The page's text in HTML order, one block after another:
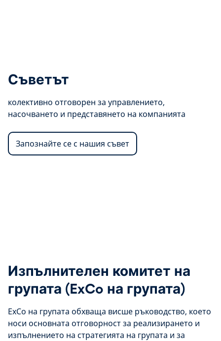
Съветът
колективно отговорен за управлението,
насочването и представянето на компанията
Запознайте се с нашия съвет
Изпълнителен комитет на
групата (ExCo на групата)
ExCo на групата обхваща висше ръководство, което
носи основната отговорност за реализирането и
изпълнението на стратегията на групата и за